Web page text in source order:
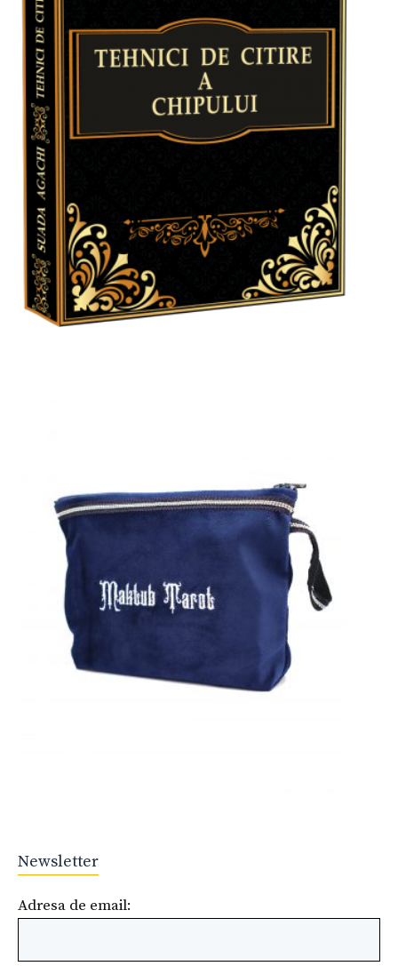
Newsletter
Adresa de email: